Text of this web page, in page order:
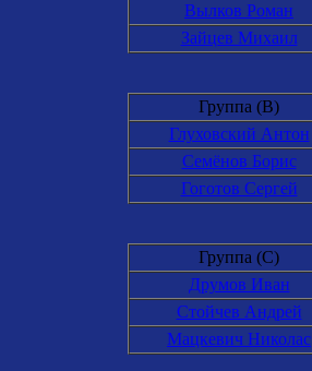
Вылков Роман
Зайцев Михаил
Группа (B)
Глуховский Антон
Семёнов Борис
Гоготов Сергей
Группа (C)
Друмов Иван
Стойчев Андрей
Мацкевич Николас